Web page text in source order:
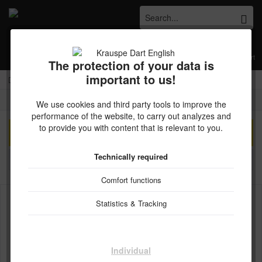
Kostenloser Versand ab € 45,- Bestellwert innerhalb Deutschlands
Shopping cart
Wish list My account
The protection of your data is
important to us!
We use cookies and third party tools to improve the
performance of the website, to carry out analyzes and
to provide you with content that is relevant to you.
Technically required
Comfort functions
Statistics & Tracking
Individual
Filter